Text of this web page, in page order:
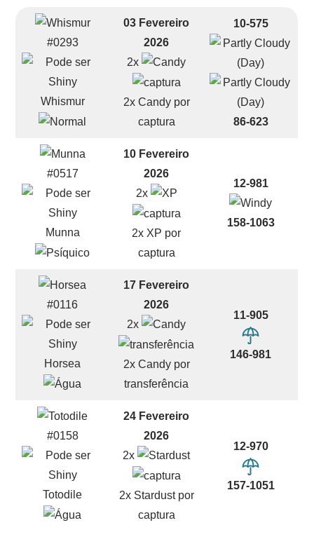
#0293
Whismur
03 Fevereiro
2026
2x
2x Candy por
captura
10-575
86-623
#0517
Munna
10 Fevereiro
2026
2x
2x XP por
captura
12-981
158-1063
#0116
Horsea
17 Fevereiro
2026
2x
2x Candy por
transferência
11-905
146-981
#0158
Totodile
24 Fevereiro
2026
2x
2x Stardust por
captura
12-970
157-1051